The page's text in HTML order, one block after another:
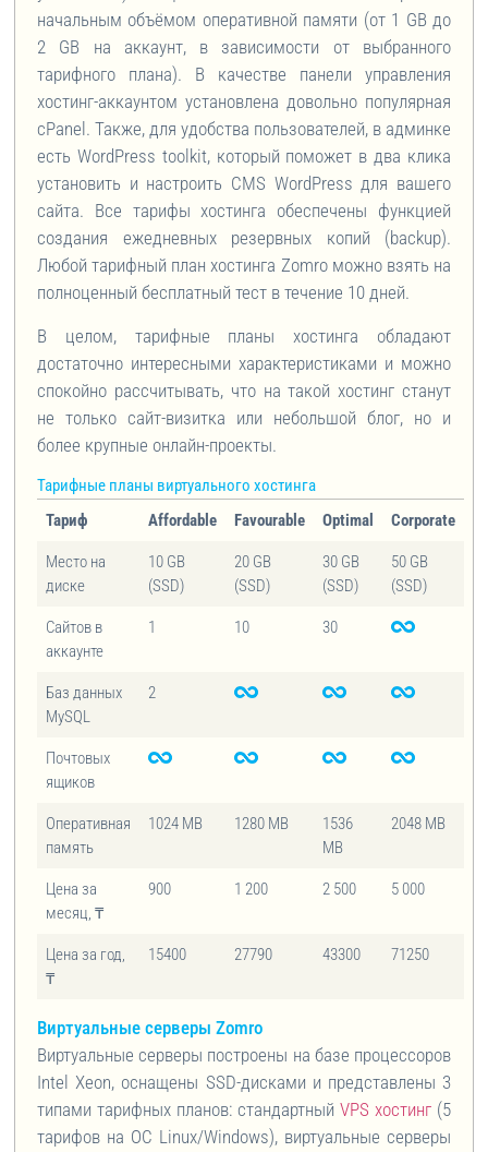
начальным объёмом оперативной памяти (от 1 GB до
2 GB на аккаунт, в зависимости от выбранного
тарифного плана). В качестве панели управления
хостинг-аккаунтом установлена довольно популярная
cPanel. Также, для удобства пользователей, в админке
есть WordPress toolkit, который поможет в два клика
установить и настроить CMS WordPress для вашего
сайта. Все тарифы хостинга обеспечены функцией
создания ежедневных резервных копий (backup).
Любой тарифный план хостинга Zomro можно взять на
полноценный бесплатный тест в течение 10 дней.
В целом, тарифные планы хостинга обладают
достаточно интересными характеристиками и можно
спокойно рассчитывать, что на такой хостинг станут
не только сайт-визитка или небольшой блог, но и
более крупные онлайн-проекты.
Тарифные планы виртуального хостинга
Тариф
Affordable Favourable Optimal Corporate
Место на
диске
10 GB
(SSD)
20 GB
(SSD)
30 GB
(SSD)
50 GB
(SSD)
Сайтов в
аккаунте
1 10 30
Баз данных
MySQL
2
Почтовых
ящиков
Оперативная
память
1024 MB 1280 MB
1536
MB
2048 MB
Цена за
месяц, ₸
900 1 200 2 500 5 000
Цена за год,
₸
15400 27790 43300 71250
Виртуальные серверы Zomro
Виртуальные серверы построены на базе процессоров
Intel Xeon, оснащены SSD-дисками и представлены 3
типами тарифных планов: стандартный VPS хостинг (5
тарифов на ОС Linux/Windows), виртуальные серверы